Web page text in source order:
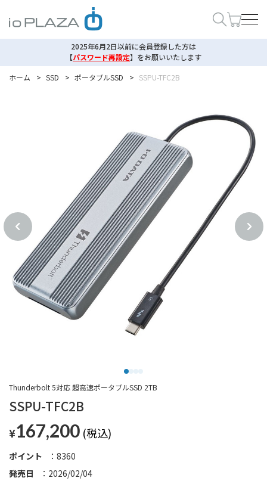
2025年6月2日以前に会員登録した方は
【パスワード再設定】 をお願いいたします
ホーム
> SSD > ポータブルSSD > SSPU-TFC2B
SSPU-TFC2B
Thunderbolt 5対応 超高速ポータブルSSD 2TB
¥167,200
発売日 2026/02/04
ポイント 8360